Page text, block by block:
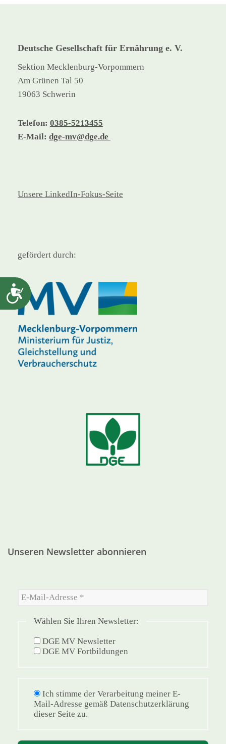
Barrierefreiheit
Deutsche Gesellschaft für Ernährung e. V.
Sektion Mecklenburg-Vorpommern
Am Grünen Tal 50
19063 Schwerin
Telefon: 0385-5213455
E-Mail: dge-mv@dge.de
Unsere LinkedIn-Fokus-Seite
gefördert durch:
Unseren Newsletter abonnieren
Wählen Sie Ihren Newsletter:
DGE MV Newsletter
DGE MV Fortbildungen
Ich stimme der Verarbeitung meiner E-
Mail-Adresse gemäß Datenschutzerklärung
dieser Seite zu.